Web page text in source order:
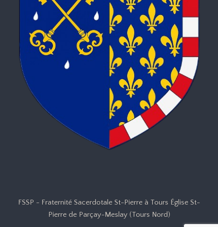
FSSP - Fraternité Sacerdotale St-Pierre à Tours Église St-
Pierre de Parçay-Meslay (Tours Nord)